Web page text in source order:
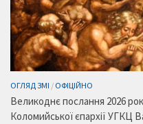
ОГЛЯД ЗМІ / ОФІЦІЙНО
Великоднє послання 2026
Коломийської єпархії УГКЦ